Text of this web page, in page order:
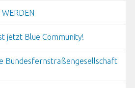
jetzt Blue Community!
Bundesfernstraßengesellschaft